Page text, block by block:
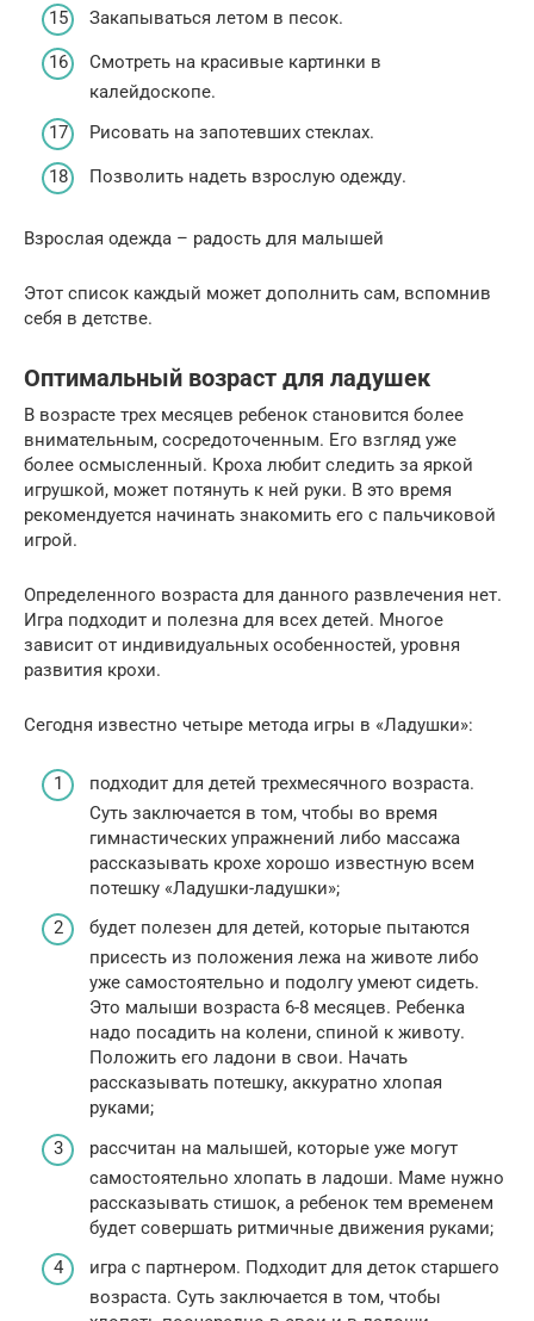
Закапываться летом в песок.
Смотреть на красивые картинки в
калейдоскопе.
Рисовать на запотевших стеклах.
Позволить надеть взрослую одежду.
Взрослая одежда – радость для малышей
Этот список каждый может дополнить сам, вспомнив
себя в детстве.
Оптимальный возраст для ладушек
В возрасте трех месяцев ребенок становится более
внимательным, сосредоточенным. Его взгляд уже
более осмысленный. Кроха любит следить за яркой
игрушкой, может потянуть к ней руки. В это время
рекомендуется начинать знакомить его с пальчиковой
игрой.
Определенного возраста для данного развлечения нет.
Игра подходит и полезна для всех детей. Многое
зависит от индивидуальных особенностей, уровня
развития крохи.
Сегодня известно четыре метода игры в «Ладушки»:
подходит для детей трехмесячного возраста.
Суть заключается в том, чтобы во время
гимнастических упражнений либо массажа
рассказывать крохе хорошо известную всем
потешку «Ладушки-ладушки»;
будет полезен для детей, которые пытаются
присесть из положения лежа на животе либо
уже самостоятельно и подолгу умеют сидеть.
Это малыши возраста 6-8 месяцев. Ребенка
надо посадить на колени, спиной к животу.
Положить его ладони в свои. Начать
рассказывать потешку, аккуратно хлопая
руками;
рассчитан на малышей, которые уже могут
самостоятельно хлопать в ладоши. Маме нужно
рассказывать стишок, а ребенок тем временем
будет совершать ритмичные движения руками;
игра с партнером. Подходит для деток старшего
возраста. Суть заключается в том, чтобы